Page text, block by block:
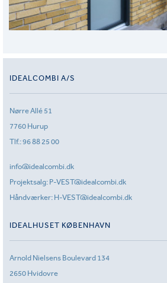
IDEALCOMBI A/S
Nørre Allé 51
7760 Hurup
Tlf.:96 88 25 00
info@idealcombi.dk
Projektsalg: P-VEST@idealcombi.dk
Håndværker: H-VEST@idealcombi.dk
IDEALHUSET KØBENHAVN
Arnold Nielsens Boulevard 134
2650 Hvidovre